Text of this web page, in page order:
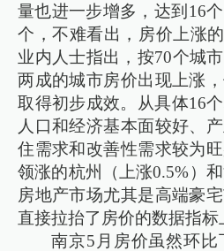
量也进一步增多，达到16
个，不难看出，房价上涨的
业内人士指出，按70个城
两成的城市房价出现上涨
取得初步成效。从具体16
人口和经济基本面较好、
住需求和改善性需求较为
领涨的杭州（上涨0.5%）
房地产市场尤其是高端豪
直接拉抬了房价的数据指标
南京5月房价虽然环比